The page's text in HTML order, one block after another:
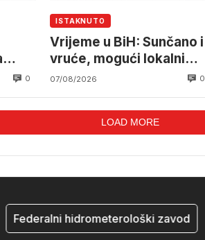
0
ISTAKNUTO
Vrijeme u BiH: Sunčano i
vruće, mogući lokalni
pljuskovi
07/08/2026 0
LOAD MORE
Federalni hidrometerološki zavod